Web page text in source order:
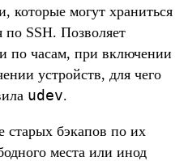
которые могут храниться
по SSH. Позволяет
по часам, при включении
устройств, для чего
udev.
старых бэкапов по их
места или инод